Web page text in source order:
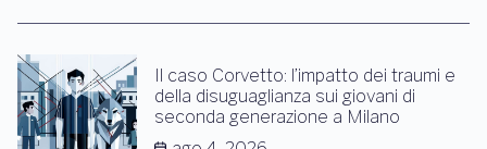
Il caso Corvetto: l’impatto dei traumi e
della disuguaglianza sui giovani di
seconda generazione a Milano